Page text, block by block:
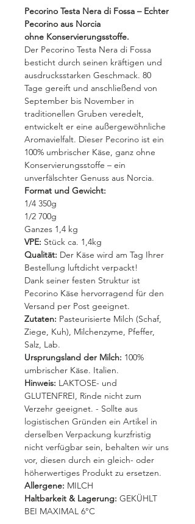
Pecorino Testa Nera di Fossa – Echter
Pecorino aus Norcia
ohne Konservierungsstoffe.
Der Pecorino Testa Nera di Fossa
besticht durch seinen kräftigen und
ausdrucksstarken Geschmack. 80
Tage gereift und anschließend von
September bis November in
traditionellen Gruben veredelt,
entwickelt er eine außergewöhnliche
Aromavielfalt. Dieser Pecorino ist ein
100% umbrischer Käse, ganz ohne
Konservierungsstoffe – ein
unverfälschter Genuss aus Norcia.
Format und Gewicht:
1/4 350g
1/2 700g
Ganzes 1,4 kg
VPE: Stück ca. 1,4kg
Qualität: Der Käse wird am Tag Ihrer
Bestellung luftdicht verpackt!
Dank seiner festen Struktur ist
Pecorino Käse hervorragend für den
Versand per Post geeignet.
Zutaten: Pasteurisierte Milch (Schaf,
Ziege, Kuh), Milchenzyme, Pfeffer,
Salz, Lab.
Ursprungsland der Milch: 100%
umbrischer Käse. Italien.
Hinweis: LAKTOSE- und
GLUTENFREI, Rinde nicht zum
Verzehr geeignet. - Sollte aus
logistischen Gründen ein Artikel in
derselben Verpackung kurzfristig
nicht verfügbar sein, behalten wir uns
vor, diesen durch ein gleich- oder
höherwertiges Produkt zu ersetzen.
Allergene: MILCH
Haltbarkeit & Lagerung: GEKÜHLT
BEI MAXIMAL 6°C